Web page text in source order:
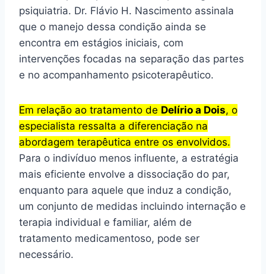
psiquiatria. Dr. Flávio H. Nascimento assinala
que o manejo dessa condição ainda se
encontra em estágios iniciais, com
intervenções focadas na separação das partes
e no acompanhamento psicoterapêutico.
Em relação ao tratamento de Delírio a Dois, o
especialista ressalta a diferenciação na
abordagem terapêutica entre os envolvidos.
Para o indivíduo menos influente, a estratégia
mais eficiente envolve a dissociação do par,
enquanto para aquele que induz a condição,
um conjunto de medidas incluindo internação e
terapia individual e familiar, além de
tratamento medicamentoso, pode ser
necessário.